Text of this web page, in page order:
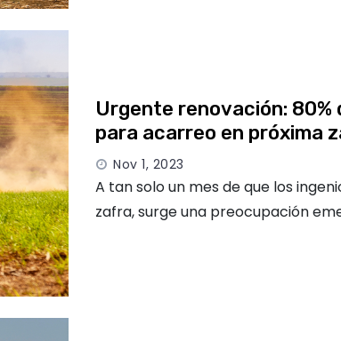
Urgente renovación:
para acarreo en próxima
Nov 1, 2023
A tan solo un mes de que los
zafra, surge una preocupación